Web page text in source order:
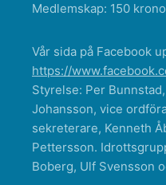
Medlemskap: 150
Vår sida på Facebook
https://
Styrelse: Per
Johansson, vice
sekreterare, Kenneth
Pettersson.
Boberg, Ulf Svensson